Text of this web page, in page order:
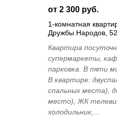
от 2 300 руб.
1-комнатная
Дружбы Народов,
Квартира
супермаркеты,
парковка. В пяти
В квартире:
спальных места),
место), ЖК
холодильник,...